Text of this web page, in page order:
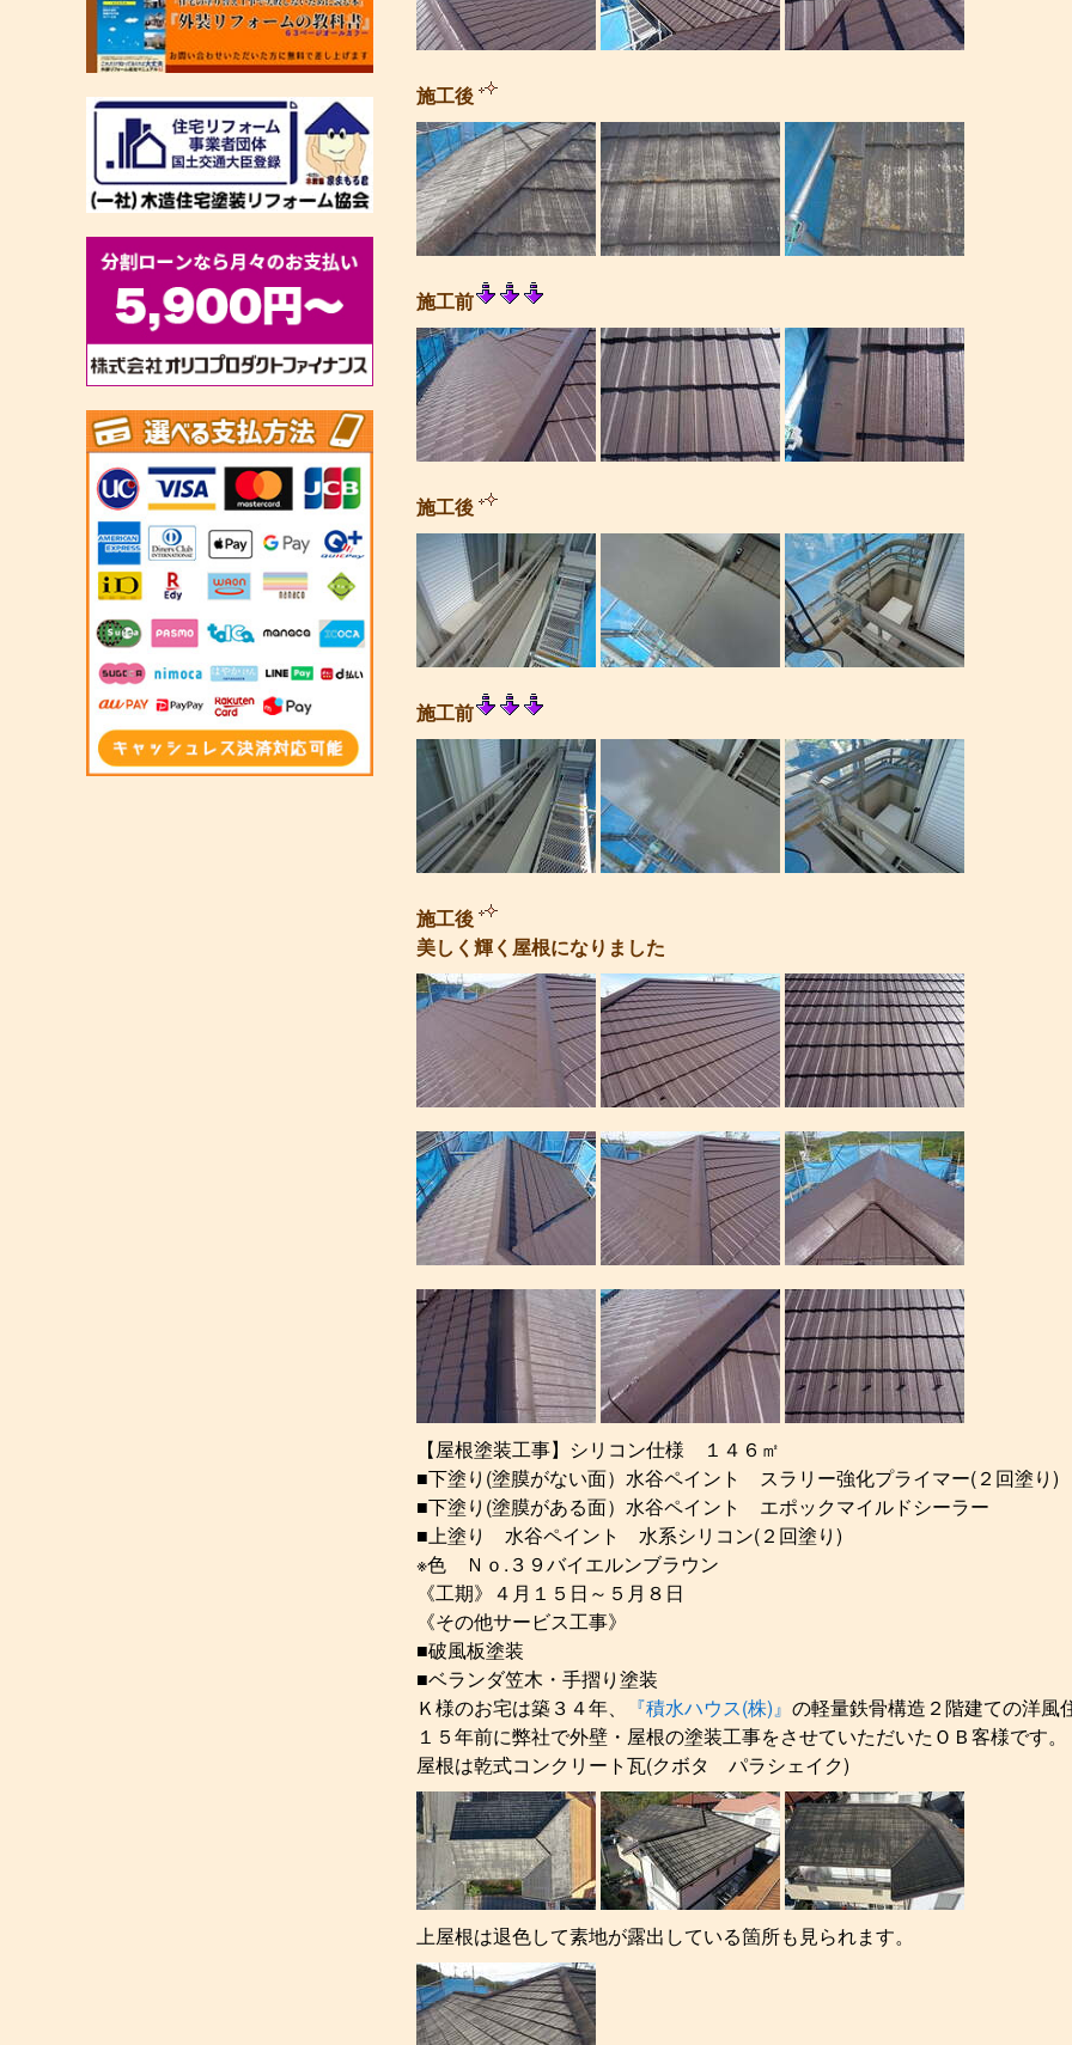
施工後
施工前
施工後
施工前
施工後
美しく輝く屋根になりました
【屋根塗装工事】シリコン仕様 １４６㎡
■下塗り(塗膜がない面）水谷ペイント スラリー強化プライマー(２回塗り)
■下塗り(塗膜がある面）水谷ペイント エポックマイルドシーラー
■上塗り 水谷ペイント 水系シリコン(２回塗り)
※色 Ｎｏ.３９バイエルンブラウン
《工期》４月１５日～５月８日
《その他サービス工事》
■破風板塗装
■ベランダ笠木・手摺り塗装
Ｋ様のお宅は築３４年、
『積水ハウス(株)』 の軽量鉄骨構造２階建ての洋風
１５年前に弊社で外壁・屋根の塗装工事をさせていただいたＯＢ客様です。
屋根は乾式コンクリート瓦(クボタ パラシェイク)
上屋根は退色して素地が露出している箇所も見られます。